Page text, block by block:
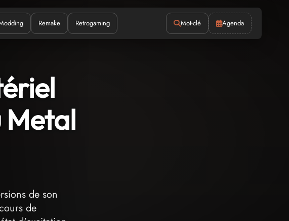
Remake Retrogaming Mot-clé Agenda
Metal
de son
de